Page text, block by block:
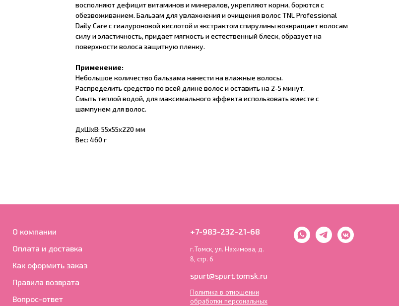
восполняют дефицит витаминов и минералов, укрепляют корни, борются с
обезвоживанием. Бальзам для увлажнения и очищения волос TNL Professional
Daily Care с гиалуроновой кислотой и экстрактом спирулины возвращает волосам
силу и эластичность, придает мягкость и естественный блеск, образует на
поверхности волоса защитную пленку.
Применение:
Небольшое количество бальзама нанести на влажные волосы.
Распределить средство по всей длине волос и оставить на 2-5 минут.
Смыть теплой водой, для максимального эффекта использовать вместе с
шампунем для волос.
ДxШxВ: 55x55x220 мм
Вес: 460 г
О компании
Оплата и доставка
Как оформить заказ
Правила возврата
Вопрос-ответ
+7-983-232-21-68
г.Томск, ул. Нахимова, д.
8, стр. 6
spurt@spurt.tomsk.ru
Политика в отношении
обработки персональных